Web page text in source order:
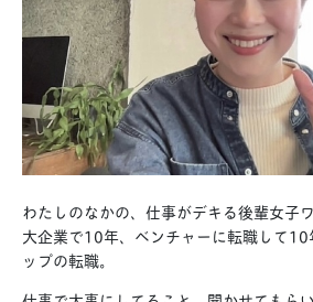
わたしのなかの、仕事がデキる後輩女子ワ
大企業で10年、ベンチャーに転職して
ップの転職。